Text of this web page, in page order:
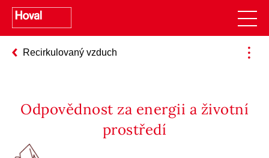
Recirkulovaný vzduch
Odpovědnost za energii a životní
prostředí